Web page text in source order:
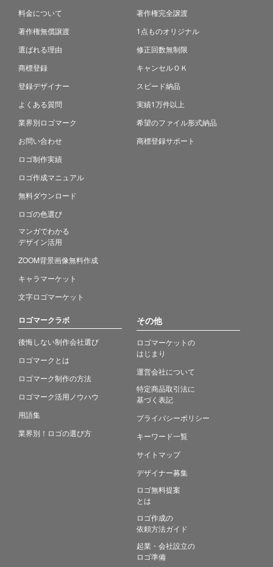
料金について
著作権無償譲渡
選ばれる理由
商標登録
登録デザイナー
よくある質問
業界別ロゴマーク
お問い合わせ
ロゴ制作実績
ロゴ作成マニュアル
無料ダウンロード
ロゴの色選び
マンガでわかる
デザイン活用
ZOOM背景画像無料作成
キャラマーケット
文字ロゴマーケット
著作権完全譲渡
1点ものオリジナル
修正回数無制限
キャンセルＯＫ
スピード納品
実績1万件以上
希望のファイル形式納品
商標登録サポート
ロゴマークラボ
後悔しない制作会社選び
ロゴマークとは
ロゴマーク制作の方法
ロゴマーク活用ノウハウ
用語集
業界別！ロゴの選び方
その他
ロゴマーケットの
はじまり
運営会社について
特定商品取引法に
基づく表記
プライバシーポリシー
キーワード一覧
サイトマップ
デザイナー募集
ロゴ無料提案
とは
ロゴ作成の
依頼方法ガイド
起業・会社設立の
ロゴ準備